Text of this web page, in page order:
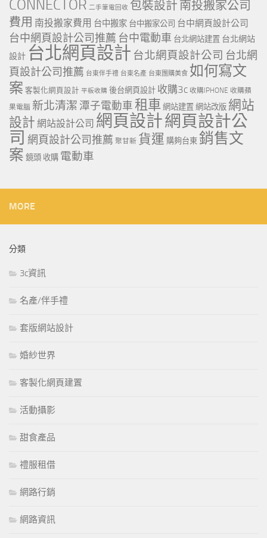
CONNECTOR 二手筆電回收 包裝設計 南投搬家公司
費用 南投搬家費用 台中搬家 台中搬家公司 台中網頁設計公司
台中網頁設計公司推薦 台中電動車 台北網站建置 台北網站
設計 台北網頁設計 台北網頁設計公司 台北網
頁設計公司推薦 台東伴手禮 台東名產 台東團購美食 如何寫文
案 客製化網頁設計 平板收購 後台網頁設計 收購3c 收購IPHONE 收購蘋
果電腦 新北清潔 潭子電動車租車 網站建置 網站改版 網站
設計 網站設計公司 網頁設計網頁設計公
司 網頁設計公司推薦 聚甘新 貨運 購夠台東 銷售文
案 鏡頭 收購 電動車
MORE
分類
3c資訊
名產/伴手禮
套版網站設計
婚紗世界
客製化網頁建置
活動攝影
甜食產品
禮服租借
網路行銷
網路資訊